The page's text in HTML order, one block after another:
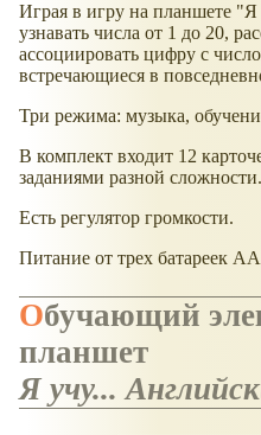
Играя в игру на планшете "Я
узнавать числа от 1 до 20,
ассоциировать цифру с
встречающиеся в
Три режима: музыка,
В комплект входит 12
заданиями разной сложности.
Есть регулятор громкости.
Питание от трех батареек
Обучающий электронный
планшет
Я учу...